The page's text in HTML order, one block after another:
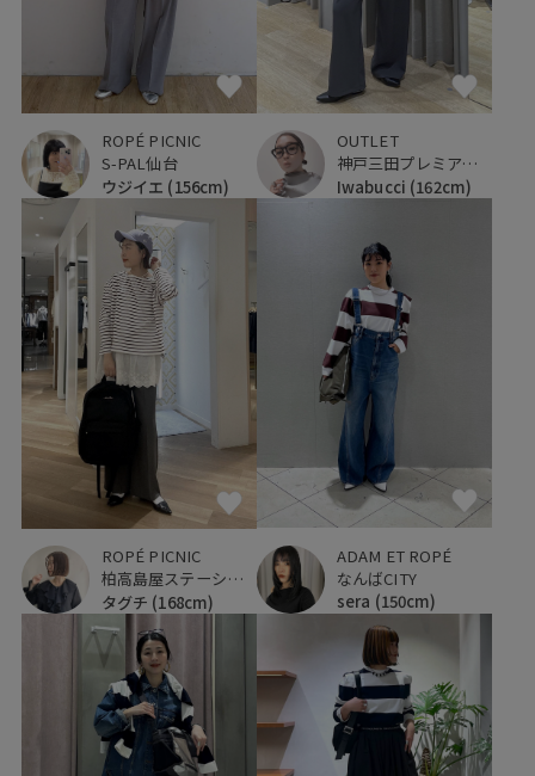
ROPÉ PICNIC
S-PAL仙台
ウジイエ (156cm)
OUTLET
神戸三田プレミアム・アウトレット
Iwabucci (162cm)
ROPÉ PICNIC
柏高島屋ステーションモール
タグチ (168cm)
ADAM ET ROPÉ
なんばCITY
sera (150cm)